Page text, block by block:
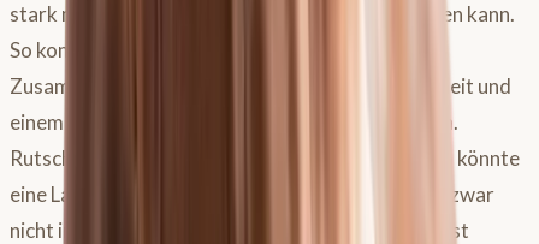
stark mit dem Gangbild deines Pferdes korrelieren kann.
So konnte eine Studie aus dem Jahr 2013 einen
Zusammenhang zwischen einer Hinterhandlahmheit und
einem Sattelrutschen zur gleichen Seite aufzeigen.
Rutscht dein
also beispielsweise nach links, könnte
eine Lahmheit hinten links ursächlich sein. Dies ist zwar
nicht immer der Fall, aber eine deutliche Tendenz ist